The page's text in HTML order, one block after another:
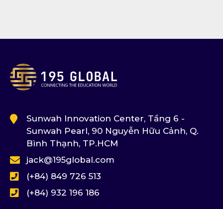
Sunwah Innovation Center, Tầng 6 -
Sunwah Pearl, 90 Nguyễn Hữu Cảnh, Q.
Bình Thạnh, TP.HCM
jack@195global.com
(+84) 849 726 513
(+84) 932 196 186